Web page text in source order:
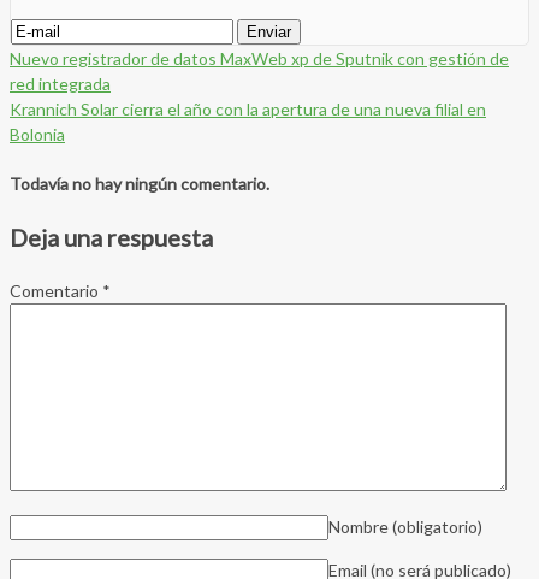
Nuevo registrador de datos MaxWeb xp de Sputnik con gestión de
red integrada
Krannich Solar cierra el año con la apertura de una nueva filial en
Bolonia
Todavía no hay ningún comentario.
Deja una respuesta
Comentario *
Nombre(obligatorio)
Email (no será publicado)